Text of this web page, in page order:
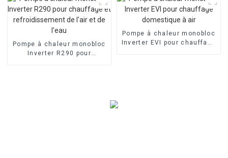
Pompe à chaleur monobloc
Inverter R290 pour
Pompe à chaleur monobloc
Inverter EVI pour chauffage